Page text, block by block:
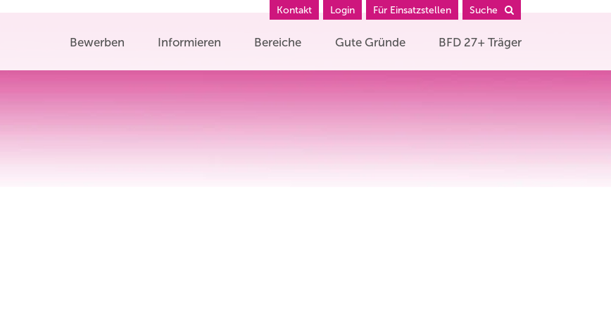
Kontakt Login Für Einsatzstellen Suche
Bewerben Informieren Bereiche Gute Gründe BFD 27+ Träger